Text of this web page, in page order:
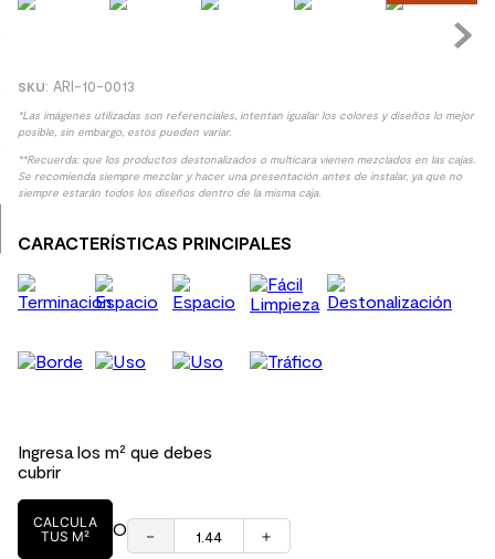
: ARI-10-0013
*Las imágenes utilizadas son referenciales, intentan igualar los colores y diseños lo mejor
posible, sin embargo, estos pueden variar.
**Recuerda: que los productos destonalizados o multicara vienen mezclados en las cajas.
Se recomienda siempre mezclar y hacer una presentación antes de instalar, ya que no
siempre estarán todos los diseños dentro de la misma caja.
CARACTERÍSTICAS PRINCIPALES
Ingresa los m² que debes
cubrir
CALCULA
TUS M²
O ＋
－